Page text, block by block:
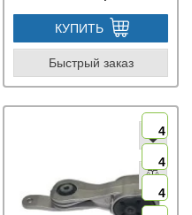
КУПИТЬ
Быстрый заказ
4
4
4